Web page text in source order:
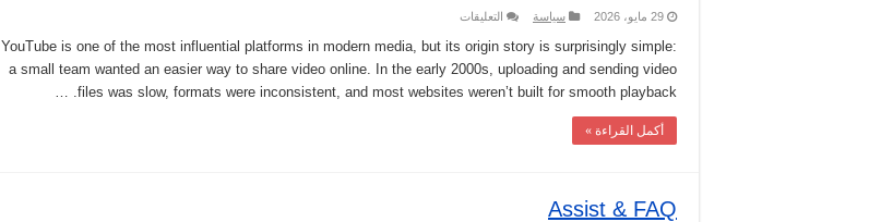
29 مايو، 2026 سياسة التعليقات
Founding
of
YouTube
Short
YouTube is one of the most influential platforms in modern media, but its origin story is surprisingly simple:
a small team wanted an easier way to share video online. In the early 2000s, uploading and sending video
files was slow, formats were inconsistent, and most websites weren’t built for smooth playback. …
أكمل القراءة »
Assist & FAQ